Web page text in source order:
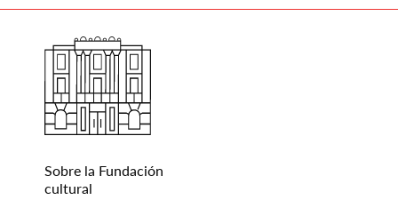
Sobre la Fundación
cultural